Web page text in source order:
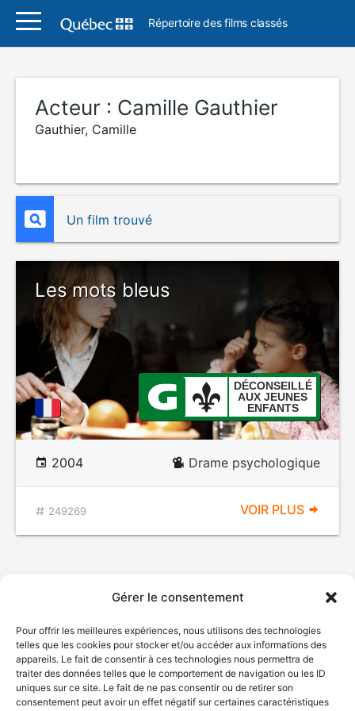
Gérer le consentement
Pour offrir les meilleures expériences, nous utilisons des technologies
telles que les cookies pour stocker et/ou accéder aux informations des
appareils. Le fait de consentir à ces technologies nous permettra de
traiter des données telles que le comportement de navigation ou les ID
uniques sur ce site. Le fait de ne pas consentir ou de retirer son
consentement peut avoir un effet négatif sur certaines caractéristiques
Répertoire des films classés
Acteur : Camille Gauthier
Gauthier, Camille
Un film trouvé
Les mots bleus
DÉCONSEILLÉ
AUX JEUNES
ENFANTS
2004 Drame psychologique
249269 VOIR PLUS